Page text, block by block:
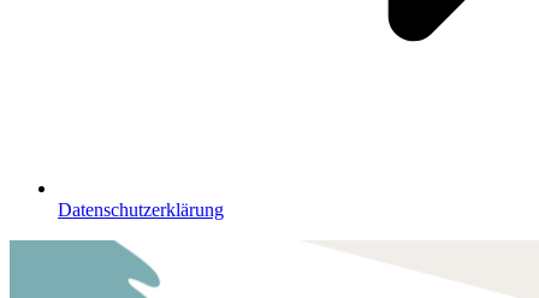
Datenschutzerklärung